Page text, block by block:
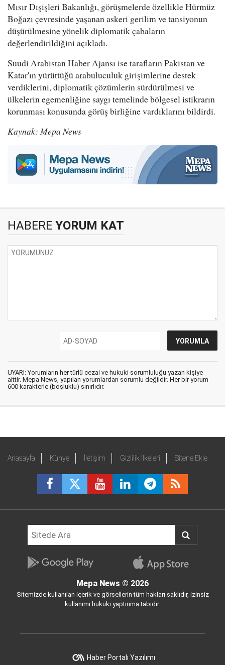
Mısır Dışişleri Bakanlığı, görüşmelerde özellikle Hürmüz
Boğazı çevresinde yaşanan askeri gerilim ve tansiyonun
düşürülmesine yönelik diplomatik çabaların
değerlendirildiğini açıkladı.
Suudi Arabistan Haber Ajansı ise tarafların Pakistan ve
Katar'ın yürüttüğü arabuluculuk girişimlerine destek
verdiklerini, diplomatik çözümlerin sürdürülmesi ve
ülkelerin egemenliğine saygı temelinde bölgesel istikrarın
korunması konusunda görüş birliğine vardıklarını bildirdi.
Kaynak: Mepa News
HABERE YORUM KAT
UYARI: Yorumların her türlü cezai ve hukuki sorumluluğu yazan kişiye
aittir. Mepa News, yapılan yorumlardan sorumlu değildir. Her bir yorum
600 karakterle (boşluklu) sınırlıdır.
Anasayfa Künye İletişim Gizlilik İlkeleri Sitene Ekle
Mepa News © 2026
Sitemizde kullanılan içerik ve görsellerin tüm hakları saklıdır, izinsiz
kullanımı hukuki yaptırıma tabidir.
Haber Portalı Yazılımı